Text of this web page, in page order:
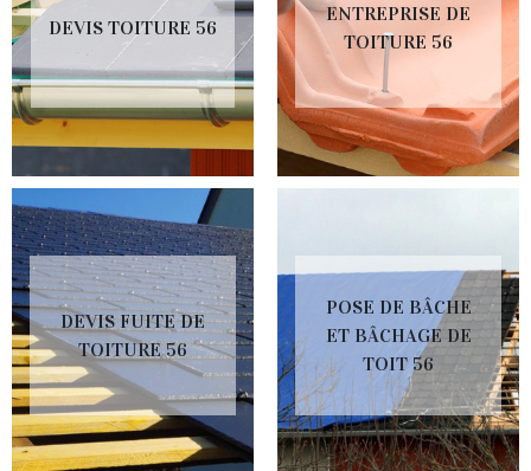
DEVIS TOITURE 56
ENTREPRISE DE
TOITURE 56
DEVIS FUITE DE
TOITURE 56
POSE DE BÂCHE
ET BÂCHAGE DE
TOIT 56